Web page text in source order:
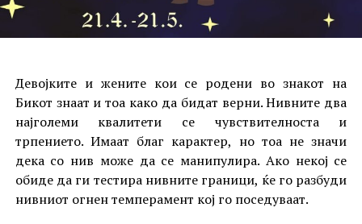
Девојките и жените кои се родени во знакот на
Бикот знаат и тоа како да бидат верни. Нивните два
најголеми квалитети се чувствителноста и
трпението. Имаат благ карактер, но тоа не значи
дека со нив може да се манипулира. Ако некој се
обиде да ги тестира нивните граници, ќе го разбуди
нивниот огнен темперамент кој го поседуваат.